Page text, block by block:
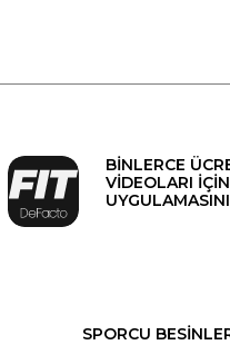
BİNLERCE
VİDEOLARI
UYGULAMASINI
SPORCU